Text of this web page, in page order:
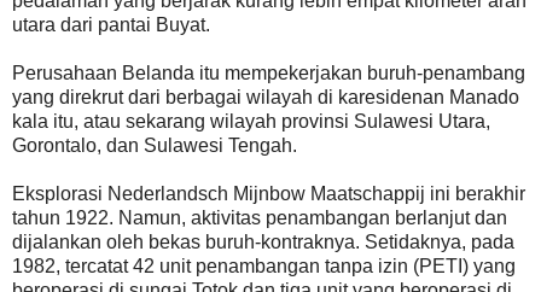
utara dari pantai Buyat.
Perusahaan Belanda itu mempekerjakan buruh-penambang
yang direkrut dari berbagai wilayah di karesidenan Manado
kala itu, atau sekarang wilayah provinsi Sulawesi Utara,
Gorontalo, dan Sulawesi Tengah.
Eksplorasi Nederlandsch Mijnbow Maatschappij ini berakhir
tahun 1922. Namun, aktivitas penambangan berlanjut dan
dijalankan oleh bekas buruh-kontraknya. Setidaknya, pada
1982, tercatat 42 unit penambangan tanpa izin (PETI) yang